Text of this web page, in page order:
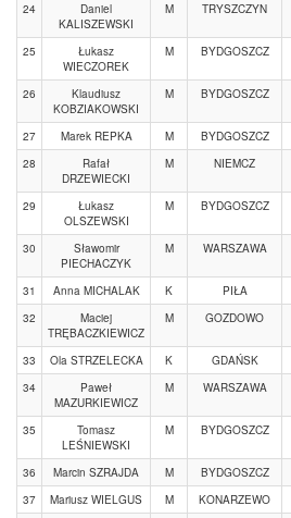
24
Daniel
KALISZEWSKI
M TRYSZCZYN
25
Łukasz
WIECZOREK
M BYDGOSZCZ
26
Klaudiusz
KOBZIAKOWSKI
M BYDGOSZCZ
27 Marek REPKA M BYDGOSZCZ
28
Rafał
DRZEWIECKI
M NIEMCZ
29
Łukasz
OLSZEWSKI
M BYDGOSZCZ
30
Sławomir
PIECHACZYK
M WARSZAWA
31 Anna MICHALAK K PIŁA
32
Maciej
TRĘBACZKIEWICZ
M GOZDOWO
33 Ola STRZELECKA K GDAŃSK
34
Paweł
MAZURKIEWICZ
M WARSZAWA
35
Tomasz
LEŚNIEWSKI
M BYDGOSZCZ
36 Marcin SZRAJDA M BYDGOSZCZ
37
Mariusz WIELGUS M KONARZEWO